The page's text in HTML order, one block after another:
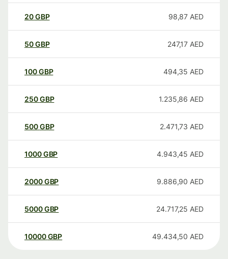
20GBP 98,87 AED
50GBP 247,17 AED
100GBP 494,35 AED
250GBP 1.235,86 AED
500GBP 2.471,73 AED
1000GBP 4.943,45 AED
2000GBP 9.886,90 AED
5000GBP 24.717,25 AED
10000 GBP 49.434,50 AED